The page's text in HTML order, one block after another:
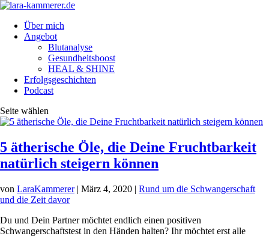
Über mich
Angebot
Blutanalyse
Gesundheitsboost
HEAL & SHINE
Erfolgsgeschichten
Podcast
Seite wählen
5 ätherische Öle, die Deine Fruchtbarkeit
natürlich steigern können
von LaraKammerer| März 4, 2020 | Rund um die Schwangerschaft
und die Zeit davor
Du und Dein Partner möchtet endlich einen positiven
Schwangerschaftstest in den Händen halten? Ihr möchtet erst alle